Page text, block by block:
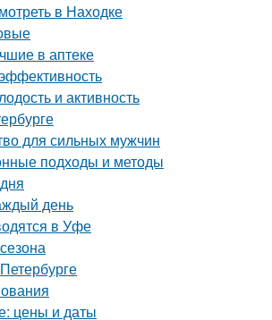
в Находке
в аптеке
и активность
для сильных мужчин
подходы и методы
день
в Уфе
цены и даты